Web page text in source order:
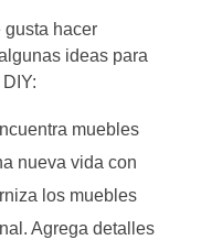
gusta hacer
ideas para
muebles
nueva vida con
los muebles
Agrega detalles